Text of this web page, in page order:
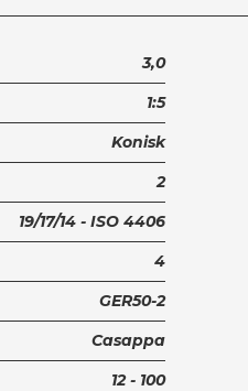
3,0
1:5
Konisk
2
19/17/14 - ISO 4406
4
GER50-2
Casappa
12 - 100